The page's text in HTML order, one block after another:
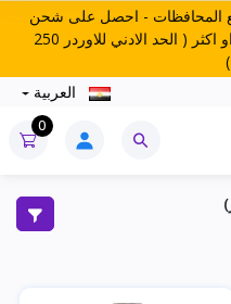
من 2 الى 5 ايام لجميع المحافظات - احصل على شحن
مجانى عند طلب اوردر بـ 800 جنيه او اكثر ( الحد الادني للاوردر 250
العربية
0